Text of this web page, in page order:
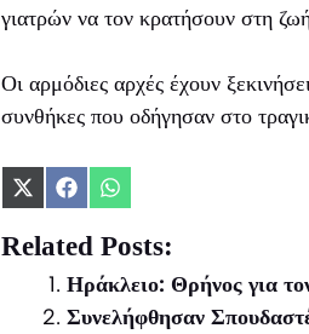
γιατρών να τον κρατήσουν στη
Οι αρμόδιες αρχές έχουν
συνθήκες που οδήγησαν στο
Share
X
(Twitter)
Share
Facebook
Share
WhatsApp
Related Posts:
Ηράκλειο: Θρήνος για
Συνελήφθησαν